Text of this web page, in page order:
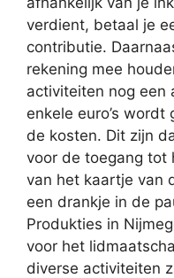
verdient, betaal je
contributie.
rekening mee
activiteiten nog een
enkele euro’s
de kosten. Dit zijn
voor de toegang tot
van het kaartje van
een drankje in de
Produkties in
voor het
diverse activiteiten